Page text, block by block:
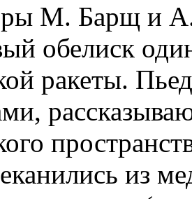
М. Барщ и
обелиск
ракеты.
из